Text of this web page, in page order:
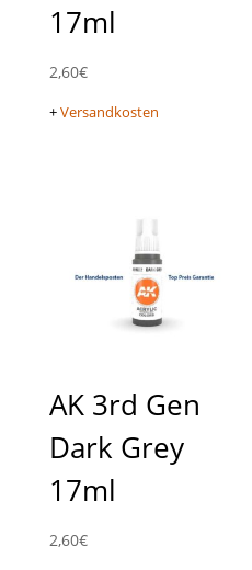
17ml
2,60€
+Versandkosten
AK 3rd Gen
Dark Grey
17ml
2,60€